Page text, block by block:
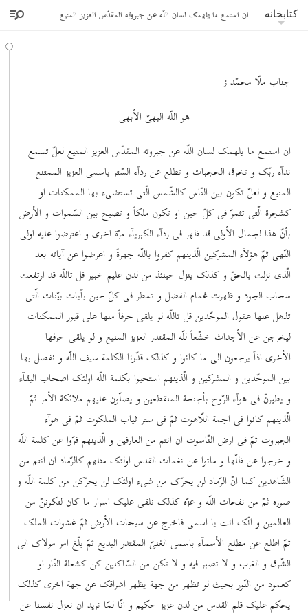
کتابخانه ان استمع ما یلهمک لسان اللّه عن جبروته المقدّس العزیز المنیع
جناب ملّا محمّد ز
هو اللّه البهیّ الأبهی
ان استمع ما یلهمک لسان اللّه عن جبروته المقدّس العزیز المنیع لعلّ تسمع
ندآء ربّک و تخرق الحجبات و تطلع عن ردآء السّتر باسمی العزیز الممتنع
المنیع و لعلّ تکون بین النّاس کالشّمس الّتی تستضیء بها الممکنات او
کشجرة الّتی تثمرّ فی کلّ حین او تکون ملکاً و تصیح بین السّموات و الأرض
بأنّ هذا لجمال الأولی قد ظهر فی ردآء الکبریآء مرّة اخری و اعترضوا علیه اولی
النّهی ثمّ هؤلآء المشرکین الّذینهم کفروا باللّه جهرةً و اعرضوا عن آیاته بعد
الّذی نزلت بالحقّ و کذلک ینزل حینئذ من لدن علیم خبیر قل تاللّه قد ارتفعت
سحاب الجود و ظهرت غمام الفضل و تمطر فی کلّ حین بآیات بیّنات الّتی
تذهل عنها عقول الموحّدین قل تاللّه لو یلقی حرفاً منها علی قبور الممکنات
لیخرجن عن الأجداث خشّعاً للّه المقتدر العزیز المنیع و لو یلقی حرفها
الأخری اذاً یرجعون الی ما کانوا و کذلک قدّرنا الکلمة سیف اللّه و نفصل بها
بین الموحّدین و المشرکین و الّذینهم استحیوا بکلمة اللّه اولئک اصحاب البقآء
و یطیرنّ فی هوآء الرّوح بأجنحة المنقطعین و یصلّون علیهم ملائکة الأمر ثمّ
الّذینهم کانوا فی اجمة اللّاهوت ثمّ فی ستر ثیاب الملکوت ثمّ فی هوآء
الجبروت ثمّ فی ارض النّاسوت ان انتم من العارفین و الّذینهم فرّوا عن کلمة اللّه
و خرجوا عن ظلّها و ماتوا عن نغمات القدس اولئک مثلهم کالرّماد ان انتم من
الشّاهدین کما انّ الرّماد لن یحرّک من شیء اولئک لن یحرّکن من کلمة اللّه و
صوره ثمّ من نفحات اللّه و عزّه کذلک نلقی علیک اسرار ما کان لتکوننّ من
العالمین و انّک انت یا اسمی فاخرج عن سبحات الأرض ثمّ غشوات الملک
ثمّ اطلع عن مطلع الأسمآء باسمی الغنیّ المقتدر البدیع ثمّ بلّغ امر مولاک الی
الشّرق و الغرب و لا تصبر فیه و لا تکن من السّاکنین کن کشعلة النّار او
کعمود من النّور بحیث لو تظهر من جهة یظهر اشراقک عن جهة اخری کذلک
یحکم علیک قلم القدس من لدن عزیز حکیم و انّا لمّا نرید ان نعزل نفسنا عن